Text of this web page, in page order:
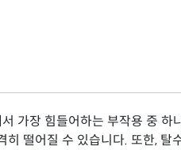
가장 힘들어하는 부작용 중 하
떨어질 수 있습니다. 또한, 탈